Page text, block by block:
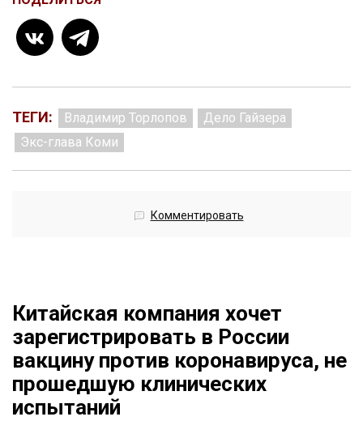
ТЕГИ: Владимир Торлопов
Дело Гайзера
Экс-глава Коми
Комментировать
Китайская компания хочет
зарегистрировать в России
вакцину против коронавируса, не
прошедшую клинических
испытаний